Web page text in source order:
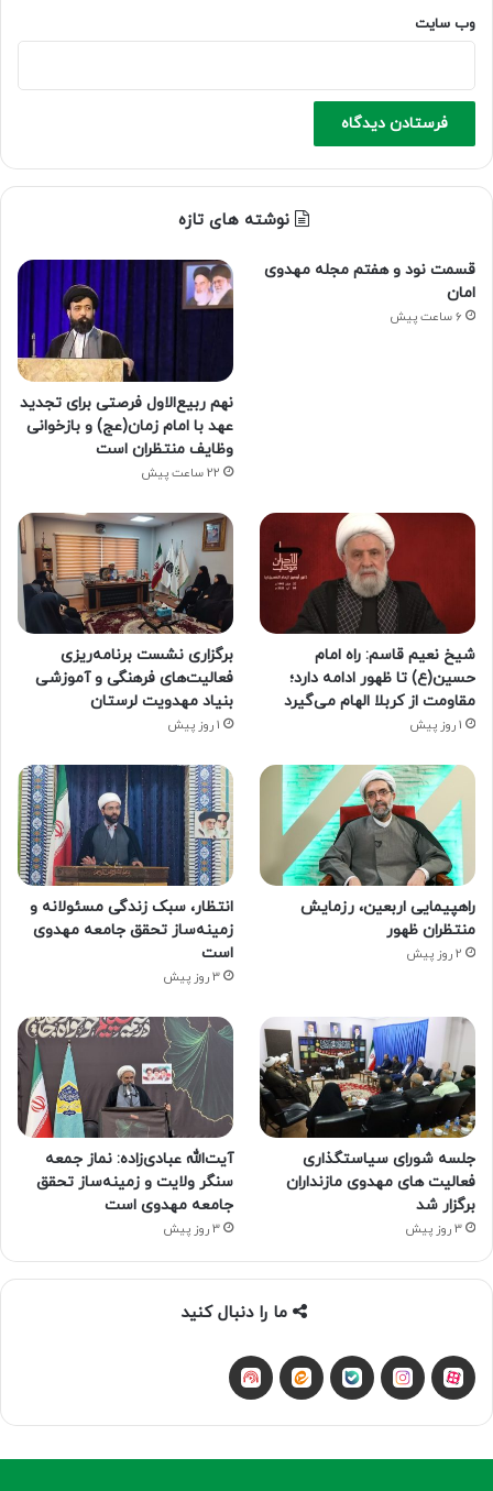
وب‌ سایت
نوشته های تازه
قسمت نود و هفتم مجله مهدوی
امان
6 ساعت پیش
نهم ربیع‌الاول فرصتی برای تجدید
عهد با امام زمان(عج) و بازخوانی
وظایف منتظران است
22 ساعت پیش
شیخ نعیم قاسم: راه امام
حسین(ع) تا ظهور ادامه دارد؛
مقاومت از کربلا الهام می‌گیرد
1 روز پیش
برگزاری نشست برنامه‌ریزی
فعالیت‌های فرهنگی و آموزشی
بنیاد مهدویت لرستان
1 روز پیش
راهپیمایی اربعین، رزمایش
منتظران ظهور
2 روز پیش
انتظار، سبک زندگی مسئولانه و
زمینه‌ساز تحقق جامعه مهدوی
است
3 روز پیش
جلسه شورای سیاستگذاری
فعالیت های مهدوی مازنداران
برگزار شد
3 روز پیش
آیت‌الله عبادی‌زاده: نماز جمعه
سنگر ولایت و زمینه‌ساز تحقق
جامعه مهدوی است
3 روز پیش
ما را دنبال کنید
آپاراتاینستاگرام
بله ایتا شنوتو